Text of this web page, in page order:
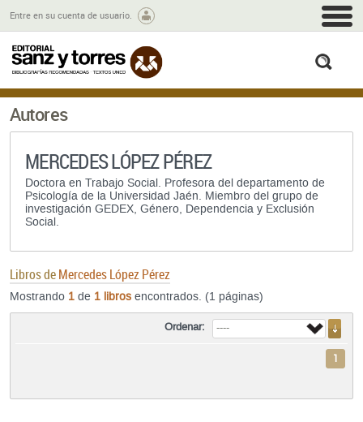
Entre en su cuenta de usuario.
Autores
MERCEDES LÓPEZ PÉREZ
Doctora en Trabajo Social. Profesora del departamento de
Psicología de la Universidad Jaén. Miembro del grupo de
investigación GEDEX, Género, Dependencia y Exclusión
Social.
Libros deMercedes López Pérez
Mostrando 1 de 1 libros encontrados. (1 páginas)
Ordenar:
1